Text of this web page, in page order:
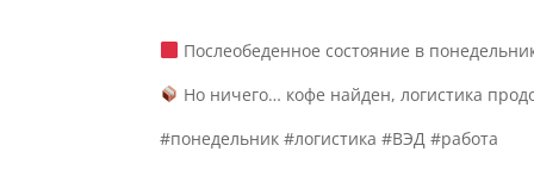
Послеобеденное состояние в
Но ничего… кофе найден, логистика
#понедельник #логистика #ВЭД #работа